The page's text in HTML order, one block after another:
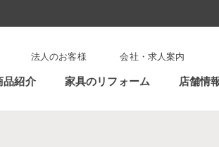
品紹介 家具のリフォーム 店舗情
法人のお客様 会社・求人案内